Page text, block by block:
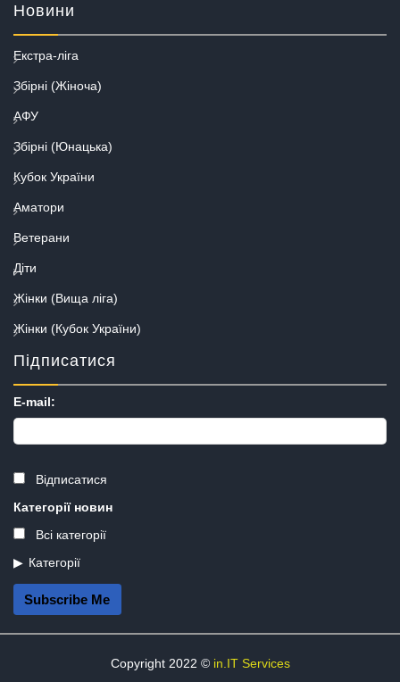
Новини
Екстра-ліга
Збірні (Жіноча)
АФУ
Збірні (Юнацька)
Кубок України
Аматори
Ветерани
Діти
Жінки (Вища ліга)
Жінки (Кубок України)
Підписатися
E-mail:
Відписатися
Категорії новин
Всі категорії
Категорії
Subscribe Me
Copyright 2022 © in.IT Services